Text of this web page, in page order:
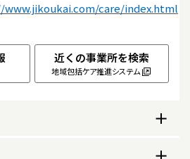
care/index.html
近くの事業所を検索
地域包括ケア推進システム